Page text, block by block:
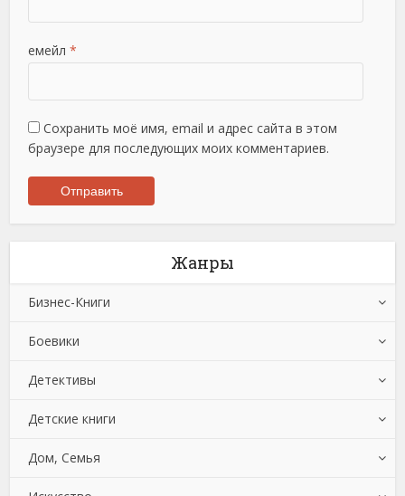
емейл *
Сохранить моё имя, email и адрес сайта в этом
браузере для последующих моих комментариев.
Жанры
Бизнес-Книги
Банковское дело
Бухучет, налогообложение, аудит
Делопроизводство
Зарубежная деловая литература
Боевики
Боевики: Прочее
Криминальные боевики
Триллеры
Детективы
Зарубежные детективы
Иронические детективы
Детские книги
Детская проза
Дом, Семья